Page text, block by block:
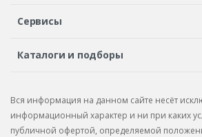
Шины в кредит
Сервисы
Автосервисы
Бонусная программа
Рекламации по услугам
Каталоги и подборы
Подбор запчастей
Каталог запчастей
Вся информация на данном сайте несёт
информационный характер и ни при каких
публичной офертой, определяемой